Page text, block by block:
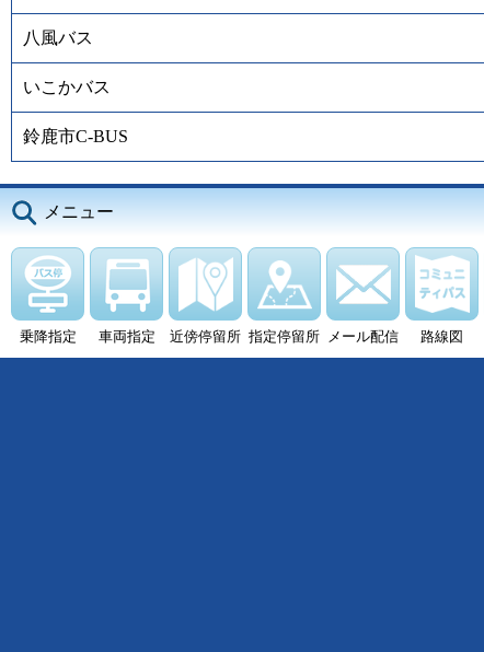
八風バス
いこかバス
鈴鹿市C-BUS
メニュー
乗降指定 車両指定 近傍停留所 指定停留所 メール配信 路線図